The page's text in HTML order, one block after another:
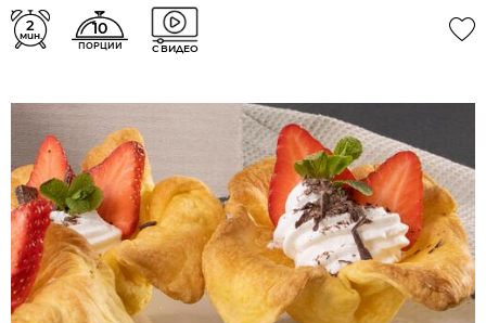
2
мин. 10
ПОРЦИИ С ВИДЕО